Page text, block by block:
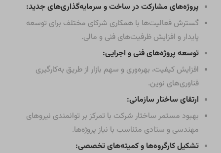
پروژه‌های مشارکت در ساخت و سرمایه‌گذاری‌های جدید:
گسترش فعالیت‌ها با همکاری شرکای مختلف برای توسعه
پایدار و افزایش ظرفیت‌های فنی و مالی.
توسعه پروژه‌های فنی و اجرایی:
افزایش کیفیت، بهره‌وری و سهم بازار از طریق به‌کارگیری
فناوری‌های نوین.
ارتقای ساختار سازمانی:
بهبود مستمر ساختار شرکت با تمرکز بر توانمندی نیروهای
مهندسی و ستادی متناسب با نیاز پروژه‌ها.
تشکیل کارگروه‌ها و کمیته‌های تخصصی: